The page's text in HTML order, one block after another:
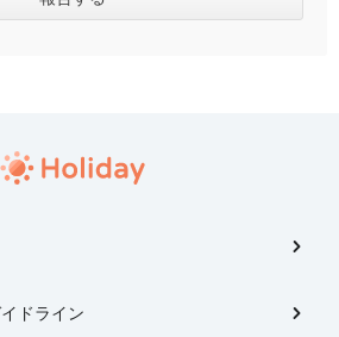
ドライン